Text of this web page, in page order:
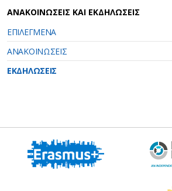
ΑΝΑΚΟΙΝΩΣΕΙΣ ΚΑΙ ΕΚΔΗΛΩΣΕΙΣ
ΕΠΙΛΕΓΜΕΝΑ
ΑΝΑΚΟΙΝΩΣΕΙΣ
ΕΚΔΗΛΩΣΕΙΣ